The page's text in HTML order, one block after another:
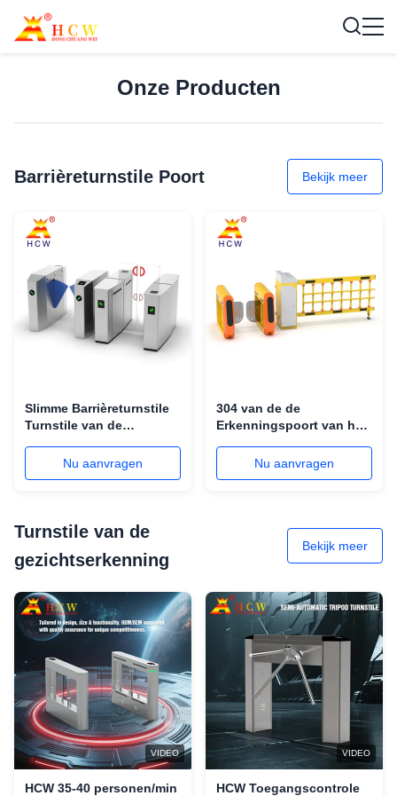
Onze Producten
Barrièreturnstile Poort Bekijk meer
Slimme Barrièreturnstile
Turnstile van de
Ingangspoorten voor
School
Nu aanvragen
304 van de de
Erkenningspoort van het
Turnstile van de de
Kleuterschoolschommeling
Nu aanvragen
Turnstile van de
gezichtserkenning
Bekijk meer
VIDEO
HCW 35-40 personen/min
VIDEO
HCW Toegangscontrole